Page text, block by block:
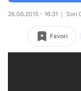
26.06.2015 - 16:31 Son
Favori